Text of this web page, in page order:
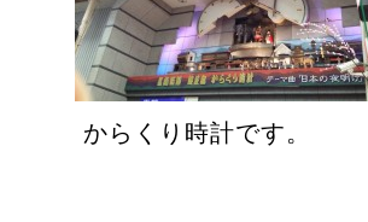
からくり時計です。